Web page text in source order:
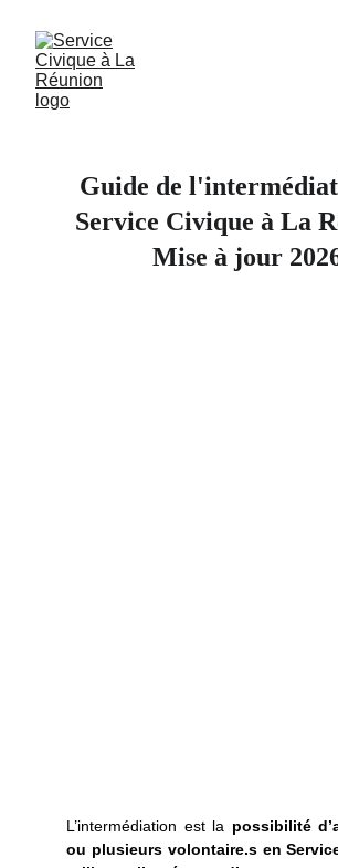
Guide de
Service Civique à La
Mise à jour
L’intermédiation est la possibilité
ou plusieurs volontaire.s en